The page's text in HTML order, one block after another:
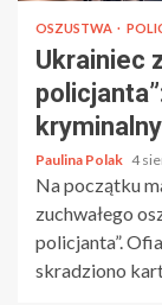
OSZUSTWA
Ukrainiec
Paulina Polak 4
Na początku
zuchwałego
policjanta”.
skradziono